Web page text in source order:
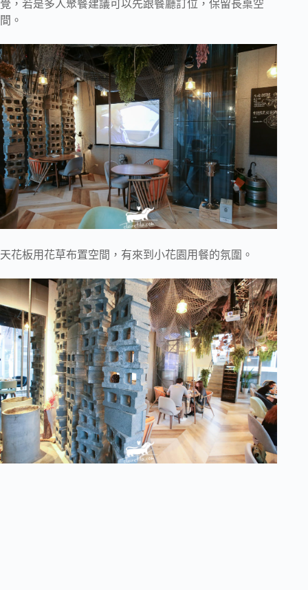
覺，若是多人聚餐建議可以先跟餐廳訂位，保留長桌空
間。
天花板用花草布置空間，有來到小花園用餐的氛圍。